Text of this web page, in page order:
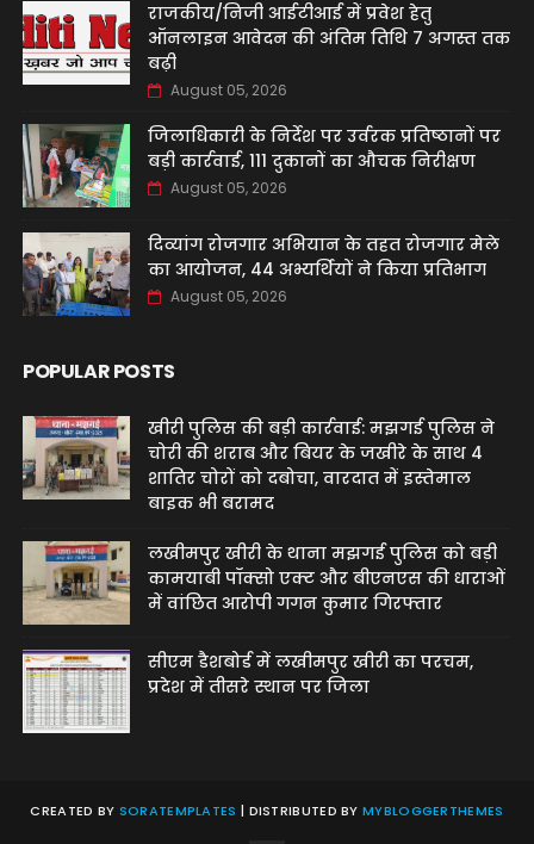
राजकीय/निजी आईटीआई में प्रवेश हेतु
ऑनलाइन आवेदन की अंतिम तिथि 7 अगस्त तक
बढ़ी
August 05, 2026
जिलाधिकारी के निर्देश पर उर्वरक प्रतिष्ठानों पर
बड़ी कार्रवाई, 111 दुकानों का औचक निरीक्षण
August 05, 2026
दिव्यांग रोजगार अभियान के तहत रोजगार मेले
का आयोजन, 44 अभ्यर्थियों ने किया प्रतिभाग
August 05, 2026
POPULAR POSTS
खीरी पुलिस की बड़ी कार्रवाई: मझगई पुलिस ने
चोरी की शराब और बियर के जखीरे के साथ 4
शातिर चोरों को दबोचा, वारदात में इस्तेमाल
बाइक भी बरामद
लखीमपुर खीरी के थाना मझगई पुलिस को बड़ी
कामयाबी पॉक्सो एक्ट और बीएनएस की धाराओं
में वांछित आरोपी गगन कुमार गिरफ्तार
सीएम डैशबोर्ड में लखीमपुर खीरी का परचम,
प्रदेश में तीसरे स्थान पर जिला
CREATED BY SORATEMPLATES | DISTRIBUTED BYMYBLOGGERTHEMES